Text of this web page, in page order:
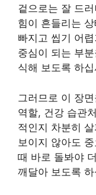
겉으로는 잘 드
힘이 흔들리는
빠지고 씹기 어
중심이 되는 부
식해 보도록 하
그러므로 이 장
역할, 건강 습관
적인지 차분히
보이지 않아도
때 바로 돌봐야
깨달아 보도록